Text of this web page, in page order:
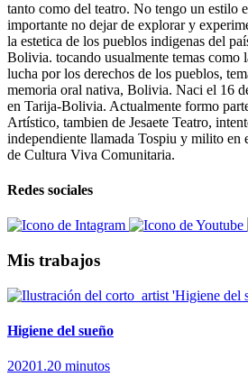
tanto como del teatro. No tengo un estilo
importante no dejar de explorar y
la estetica de los pueblos indigenas del
Bolivia. tocando usualmente temas como
lucha por los derechos de los pueblos,
memoria oral nativa, Bolivia. Naci el 16
en Tarija-Bolivia. Actualmente formo
Artístico, tambien de Jesaete Teatro,
independiente llamada Tospiu y milito en
de Cultura Viva Comunitaria.
Redes sociales
Mis trabajos
Higiene del sueño
20201.20 minutos